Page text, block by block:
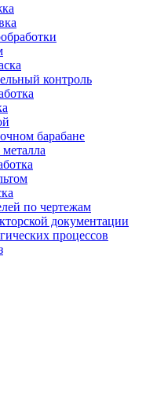
контроль
барабане
по чертежам
документации
процессов